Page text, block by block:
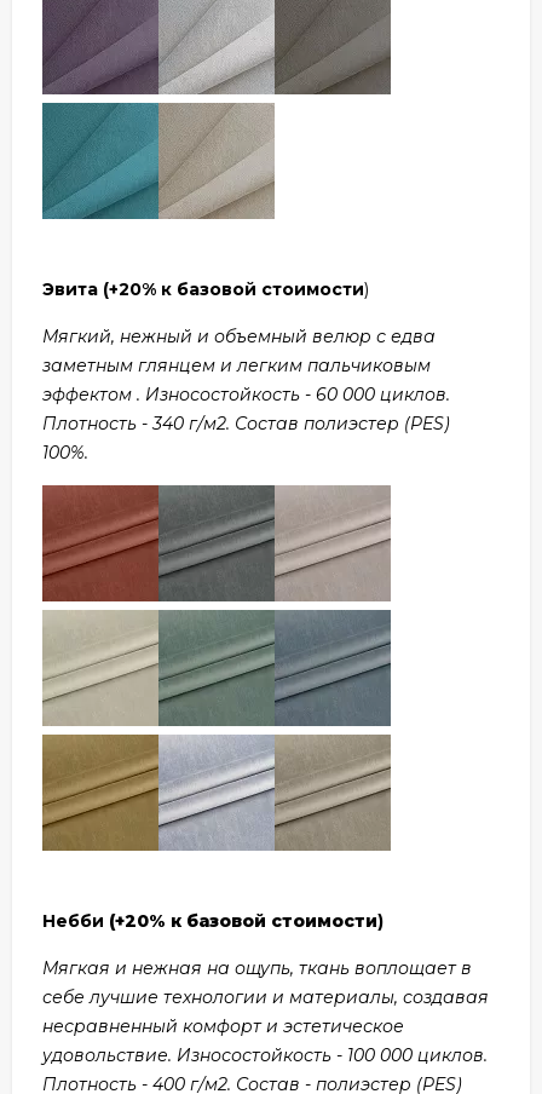
Эвита (+20% к базовой стоимости)
Мягкий, нежный и объемный велюр с едва
заметным глянцем и легким пальчиковым
эффектом . Износостойкость - 60 000 циклов.
Плотность - 340 г/м2. Состав полиэстер (PES)
100%.
Небби (+20% к базовой стоимости)
Мягкая и нежная на ощупь, ткань воплощает в
себе лучшие технологии и материалы, создавая
несравненный комфорт и эстетическое
удовольствие. Износостойкость - 100 000 циклов.
Плотность - 400 г/м2. Состав - полиэстер (PES)